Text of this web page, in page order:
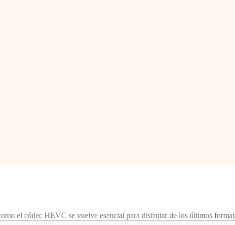
el códec HEVC se vuelve esencial para disfrutar de los últimos